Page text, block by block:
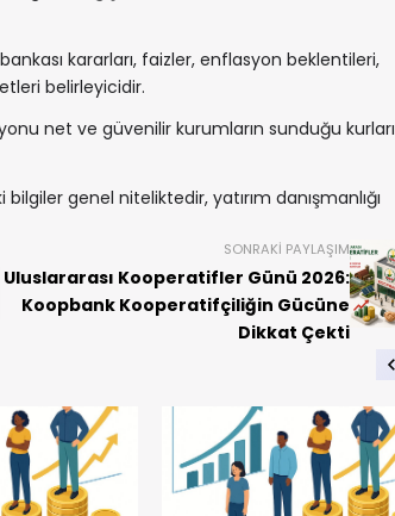
kararları, faizler, enflasyon beklentileri,
belirleyicidir.
net ve güvenilir kurumların sunduğu kurları
bilgiler genel niteliktedir, yatırım danışmanlığı
SONRAKI PAYLAŞIM
Uluslararası Kooperatifler Günü 2026:
Koopbank Kooperatifçiliğin Gücüne
Dikkat Çekti